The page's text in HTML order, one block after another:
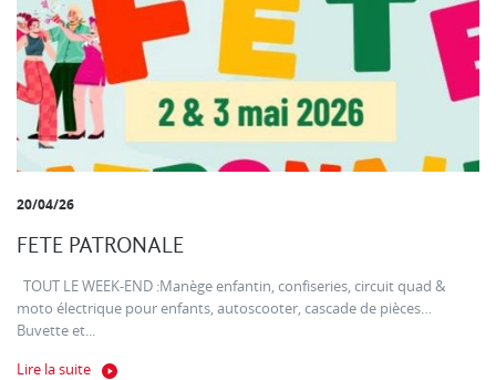
20/04/26
FETE PATRONALE
TOUT LE WEEK-END :Manège enfantin, confiseries, circuit quad &
moto électrique pour enfants, autoscooter, cascade de pièces…
Buvette et...
Lire la suite